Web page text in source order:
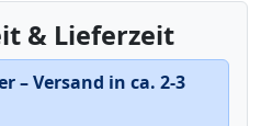
& Lieferzeit
– Versand in ca. 2-3